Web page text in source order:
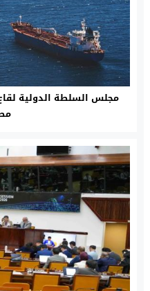
مجلس السلطة الدولية